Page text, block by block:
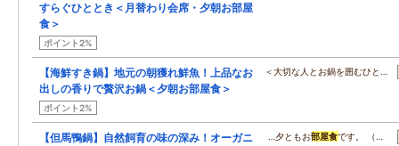
すらぐひととき＜月替わり会席・夕朝お部屋
食＞
ポイント2%
【海鮮すき鍋】地元の朝獲れ鮮魚！上品なお
出しの香りで贅沢お鍋＜夕朝お部屋食＞
ポイント2%
＜大切な人とお鍋を囲むひと…
【但馬鴨鍋】自然飼育の味の深み！オーガニ
…夕ともお部屋食です。 （…